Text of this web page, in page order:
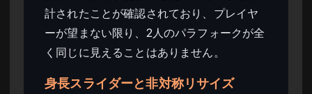
計されたことが確認されており、プレイヤ
ーが望まない限り、2人のパラフォークが全
く同じに見えることはありません。
身長スライダーと非対称リサイズ